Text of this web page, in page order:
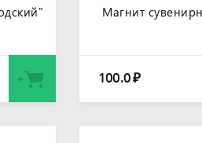
Магнит
100.0₽